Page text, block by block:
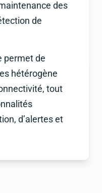
des
de
permet de
hétérogène
tout
d’alertes et